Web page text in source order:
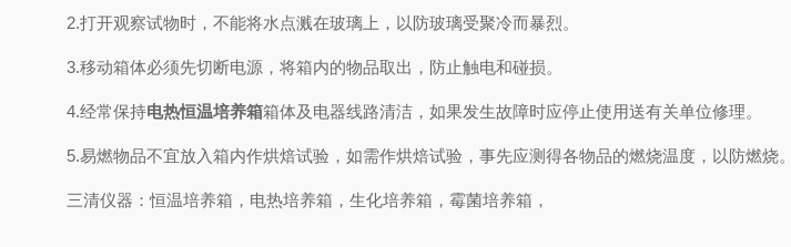
2.打开观察试物时，不能将水点溅在玻璃上，以防玻璃受聚冷而暴烈。
3.移动箱体必须先切断电源，将箱内的物品取出，防止触电和碰损。
4.经常保持电热恒温培养箱箱体及电器线路清洁，如果发生故障时应停止使用送有关单位修理。
5.易燃物品不宜放入箱内作烘焙试验，如需作烘焙试验，事先应测得各物品的燃烧温度，以防燃烧。
三清仪器：恒温培养箱，电热培养箱，生化培养箱，霉菌培养箱，